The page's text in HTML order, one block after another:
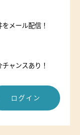
メール配信！
ャンスあり！
ログイン